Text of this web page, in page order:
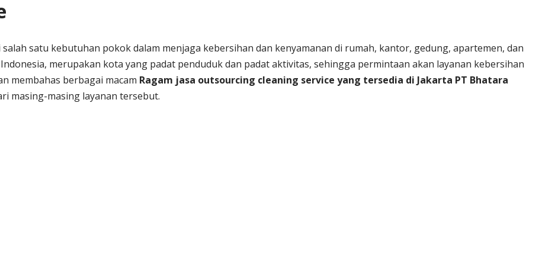
satu kebutuhan pokok dalam menjaga kebersihan dan kenyamanan di rumah, kantor, gedung, apartemen, dan
merupakan kota yang padat penduduk dan padat aktivitas, sehingga permintaan akan layanan kebersihan
membahas berbagai macam Ragam jasa outsourcing cleaning service yang tersedia di Jakarta PT Bhatara
masing-masing layanan tersebut.